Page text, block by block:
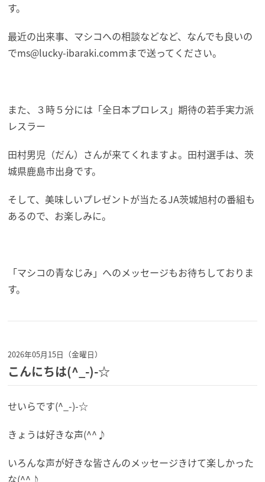
す。
最近の出来事、マシコへの相談などなど、なんでも良いの
でms@lucky-ibaraki.comｍまで送ってください。
また、３時５分には「全日本プロレス」期待の若手実力派
レスラー
田村男児（だん）さんが来てくれますよ。田村選手は、茨
城県鹿島市出身です。
そして、美味しいプレゼントが当たるJA茨城旭村の番組も
あるので、お楽しみに。
「マシコの青なじみ」へのメッセージもお待ちしておりま
す。
2026年05月15日（金曜日）
こんにちは(^_-)-☆
せいらです(^_-)-☆
きょうは好きな声(^^♪
いろんな声が好きな皆さんのメッセージきけて楽しかった